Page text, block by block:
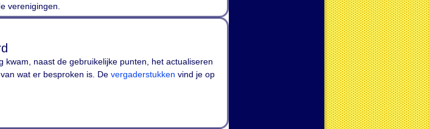
verenigingen.
naast de gebruikelijke punten, het actualiseren
wat er besproken is. De vergaderstukken vind je op